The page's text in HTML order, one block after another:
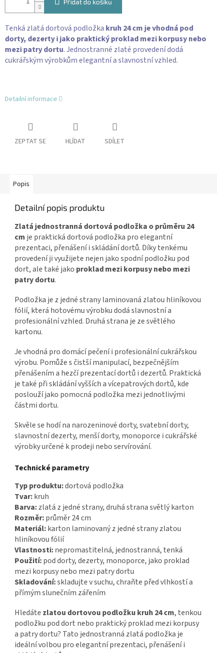
Přidat do košíku
Tenká zlatá dortová podložka kruh 24 cm je vhodná pod
dorty, dezerty i jako praktický proklad mezi korpusy nebo
mezi patry dortu. Jednostranné zlaté provedení dodá
cukrářským výrobkům elegantní a slavnostní vzhled.
Detailní informace
ZEPTAT SE HLÍDAT SDÍLET
Popis
Detailní popis produktu
Zlatá jednostranná dortová podložka o průměru 24
cm je praktická dortová podložka pro elegantní
prezentaci, přenášení i skládání dortů. Díky tenkému
provedení ji využijete nejen jako spodní podložku pod
dort, ale také jako proklad mezi korpusy nebo mezi
patry dortu.
Podložka je z jedné strany laminovaná zlatou hliníkovou
fólií, která hotovému výrobku dodá slavnostní a
profesionální vzhled. Druhá strana je ze světlého
kartonu.
Je vhodná pro domácí pečení i profesionální cukrářskou
výrobu. Pomůže s čistší manipulací, bezpečnějším
přenášením a hezčí prezentací dortů i dezertů. Praktická
je také při skládání vyšších a vícepatrových dortů, kde
poslouží jako pomocná podložka mezi jednotlivými
částmi dortu.
Skvěle se hodí na narozeninové dorty, svatební dorty,
slavnostní dezerty, menší dorty, monoporce i cukrářské
výrobky určené k prodeji nebo servírování.
Technické parametry
Typ produktu:dortová podložka
Tvar:kruh
Barva:zlatá z jedné strany, druhá strana světlý karton
Rozměr:průměr 24 cm
Materiál:karton laminovaný z jedné strany zlatou
hliníkovou fólií
Vlastnosti:nepromastitelná, jednostranná, tenká
Použití:pod dorty, dezerty, monoporce, jako proklad
mezi korpusy nebo mezi patry dortu
Skladování:skladujte v suchu, chraňte před vlhkostí a
přímým slunečním zářením
Hledáte zlatou dortovou podložku kruh 24 cm, tenkou
podložku pod dort nebo praktický proklad mezi korpusy
a patry dortu? Tato jednostranná zlatá podložka je
ideální volbou pro elegantní prezentaci, přenášení i